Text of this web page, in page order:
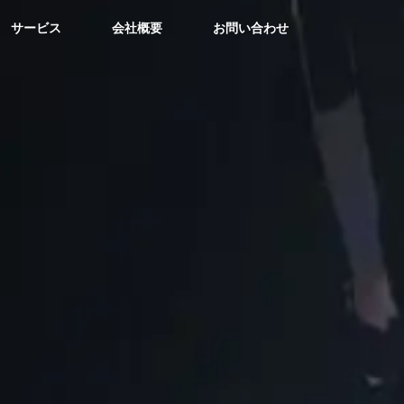
サービス 会社概要 お問い合わせ